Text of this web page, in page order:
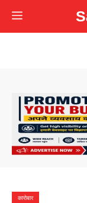
Skip
to
Menu
कारोबार